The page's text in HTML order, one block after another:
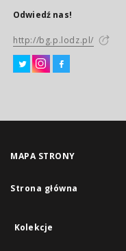
Odwiedź nas!
http://bg.p.lodz.pl/
MAPA STRONY
Strona główna
Kolekcje